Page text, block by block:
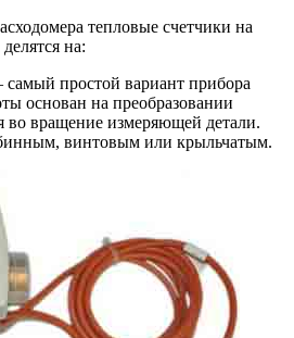
тепловые счетчики на
на:
простой вариант прибора
основан на преобразовании
во вращение измеряющей детали.
винтовым или крыльчатым.